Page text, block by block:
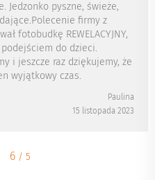
Jedzonko pyszne, świeże,
firmy z
fotobudkę REWELACYJNY,
do dzieci.
i jeszcze raz dziękujemy, że
wyjątkowy czas.
Paulina
15 listopada 2023
6 / 5